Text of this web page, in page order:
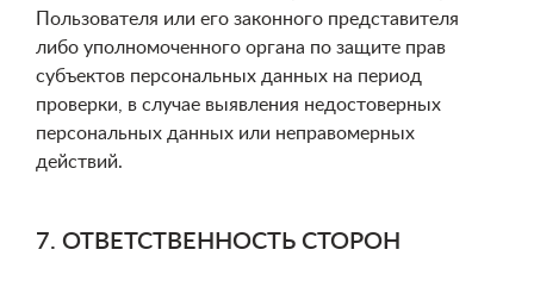
Пользователя или его законного представителя
либо уполномоченного органа по защите прав
субъектов персональных данных на период
проверки, в случае выявления недостоверных
персональных данных или неправомерных
действий.
7. ОТВЕТСТВЕННОСТЬ СТОРОН